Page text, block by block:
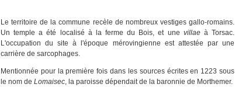
Le territoire de la commune recèle de nombreux vestiges gallo-romains.
Un temple a été localisé à la ferme du Bois, et une villaeà Torsac.
L'occupation du site à l'époque mérovingienne est attestée par une
carrière de sarcophages.
Mentionnée pour la première fois dans les sources écrites en 1223 sous
le nom de Lomaisec , la paroisse dépendait de la baronnie de Morthemer.